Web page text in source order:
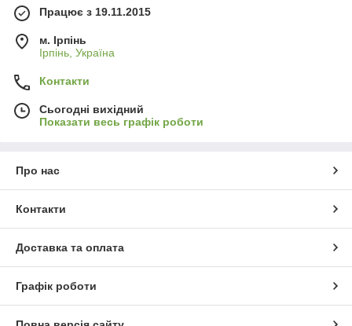
Працює з 19.11.2015
м. Ірпінь
Ірпінь, Україна
Контакти
Сьогодні вихідний
Показати весь графік роботи
Про нас
Контакти
Доставка та оплата
Графік роботи